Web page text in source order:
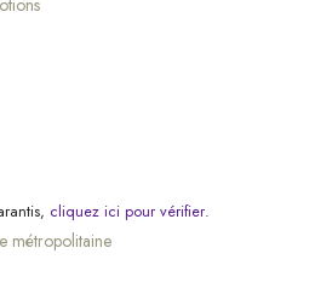
cliquez ici pour vérifier.
métropolitaine